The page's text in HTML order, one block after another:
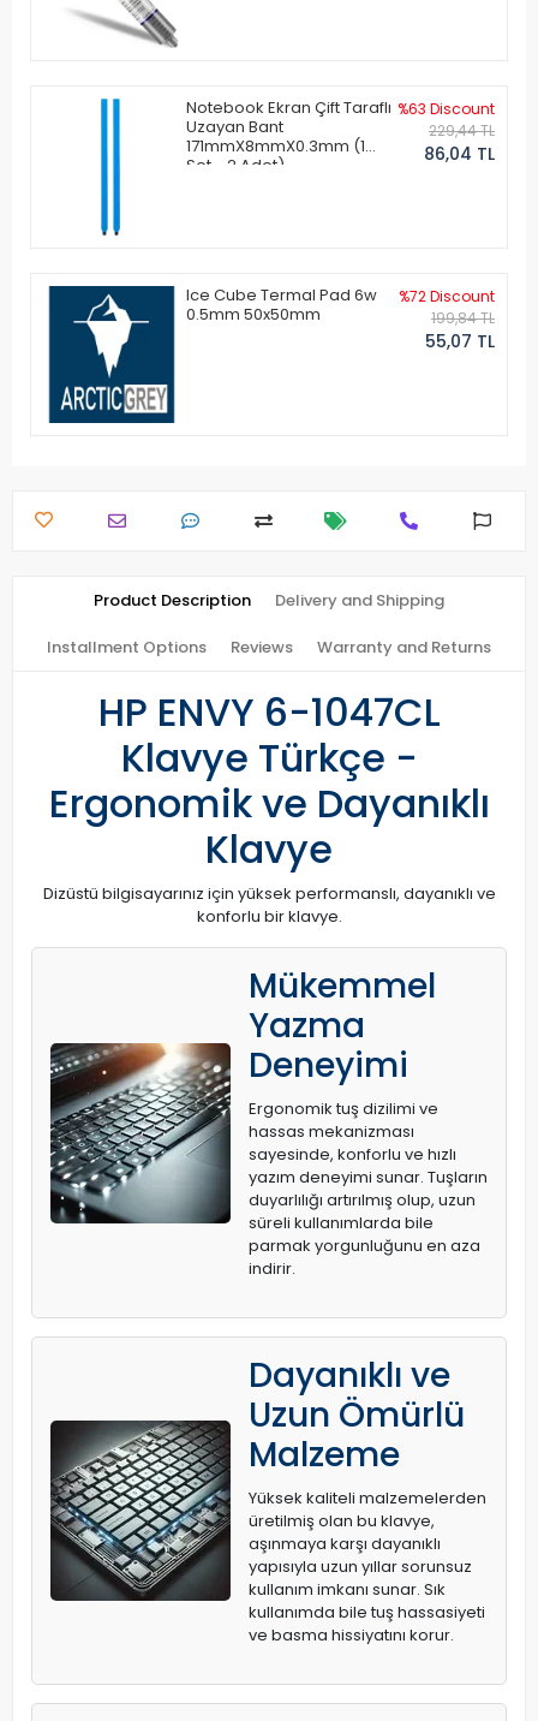
Notebook Ekran Çift Taraflı
Uzayan Bant
171mmX8mmX0.3mm (1
Set - 2 Adet)
%63 Discount
229,44 TL
86,04 TL
Ice Cube Termal Pad 6w
0.5mm 50x50mm
%72 Discount
199,84 TL
55,07 TL
Product Description Delivery and Shipping
Installment Options Reviews Warranty and Returns
HP ENVY 6-1047CL
Klavye Türkçe -
Ergonomik ve Dayanıklı
Klavye
Dizüstü bilgisayarınız için yüksek performanslı, dayanıklı ve
konforlu bir klavye.
Mükemmel
Yazma
Deneyimi
Ergonomik tuş dizilimi ve
hassas mekanizması
sayesinde, konforlu ve hızlı
yazım deneyimi sunar. Tuşların
duyarlılığı artırılmış olup, uzun
süreli kullanımlarda bile
parmak yorgunluğunu en aza
indirir.
Dayanıklı ve
Uzun Ömürlü
Malzeme
Yüksek kaliteli malzemelerden
üretilmiş olan bu klavye,
aşınmaya karşı dayanıklı
yapısıyla uzun yıllar sorunsuz
kullanım imkanı sunar. Sık
kullanımda bile tuş hassasiyeti
ve basma hissiyatını korur.